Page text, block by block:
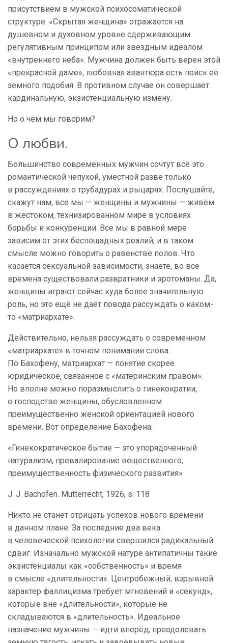
присутствием в мужской психосоматической
структуре. «Скрытая женщина» отражается на
душевном и духовном уровне сдерживающим
регулятивным принципом или звёздным идеалом
«внутреннего неба». Мужчина должен быть верен этой
«прекрасной даме», любовная авантюра есть поиск её
земного подобия. В противном случае он совершает
кардинальную, экзистенциальную измену.
Но о чём мы говорим?
О любви.
Большинство современных мужчин сочтут всё это
романтической чепухой, уместной разве только
в рассуждениях о трубадурах и рыцарях. Послушайте,
скажут нам, все мы — женщины и мужчины — живём
в жестоком, технизированном мире в условиях
борьбы и конкуренции. Все мы в равной мере
зависим от этих беспощадных реалий, и в таком
смысле можно говорить о равенстве полов. Что
касается сексуальной зависимости, знаете, во все
времена существовали развратники и эротоманы. Да,
женщины играют сейчас куда более значительную
роль, но это ещё не даёт повода рассуждать о каком-
то «матриархате».
Действительно, нельзя рассуждать о современном
«матриархате» в точном понимании слова.
По Бахофену, матриархат — понятие скорее
юридическое, связанное с «материнским правом».
Но вполне можно поразмыслить о гинекократии,
о господстве женщины, обусловленном
преимущественно женской ориентацией нового
времени. Вот определение Бахофена:
«Гинекократическое бытие — это упорядоченный
натурализм, превалирование вещественного,
преимущественность физического развития»
J. J. Bachofen. Mutterrecht, 1926, s. 118
Никто не станет отрицать успехов нового времени
в данном плане. За последние два века
в человеческой психологии свершился радикальный
сдвиг. Изначально мужской натуре антипатичны такие
экзистенциалы как «собственность» и время
в смысле «длительности». Центробежный, взрывной
характер фаллицизма требует мгновений и «секунд»,
которые вне «длительности», которые не
складываются в «длительность». Идеальное
назначение мужчины — идти вперёд, преодолевать